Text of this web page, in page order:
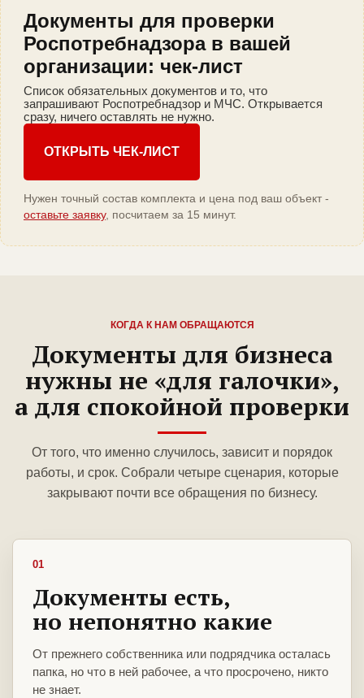
Документы для проверки
Роспотребнадзора в вашей
организации: чек-лист
Список обязательных документов и то, что
запрашивают Роспотребнадзор и МЧС. Открывается
сразу, ничего оставлять не нужно.
ОТКРЫТЬ ЧЕК-ЛИСТ
Нужен точный состав комплекта и цена под ваш объект -
оставьте заявку, посчитаем за 15 минут.
КОГДА К НАМ ОБРАЩАЮТСЯ
Документы для бизнеса
нужны не «для галочки»,
а для спокойной проверки
От того, что именно случилось, зависит и порядок
работы, и срок. Собрали четыре сценария, которые
закрывают почти все обращения по бизнесу.
01
Документы есть,
но непонятно какие
От прежнего собственника или подрядчика осталась
папка, но что в ней рабочее, а что просрочено, никто
не знает.